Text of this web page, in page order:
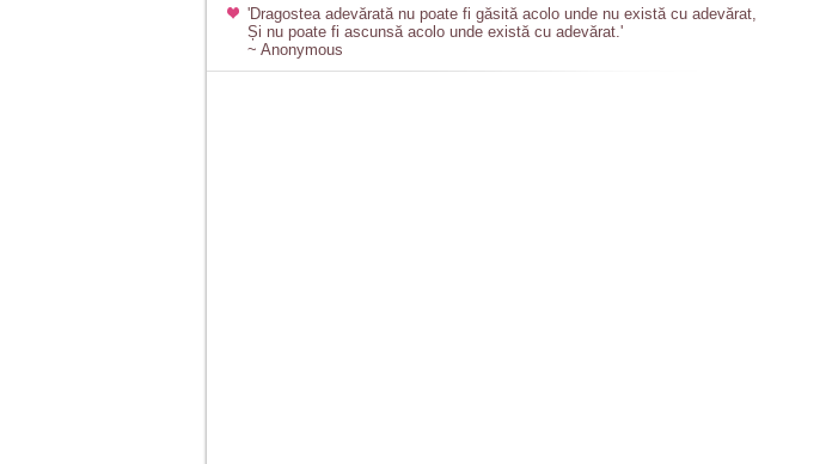
'Dragostea adevărată nu poate fi găsită acolo unde nu există cu adevărat,
Și nu poate fi ascunsă acolo unde există cu adevărat.'
~ Anonymous